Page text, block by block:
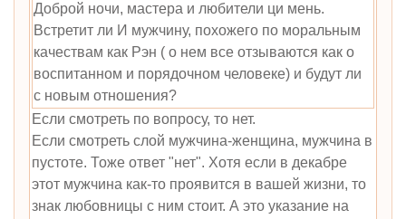
Доброй ночи, мастера и любители ци мень.
Встретит ли И мужчину, похожего по моральным
качествам как Рэн ( о нем все отзываются как о
воспитанном и порядочном человеке) и будут ли
с новым отношения?
Если смотреть по вопросу, то нет.
Если смотреть слой мужчина-женщина, мужчина в
пустоте. Тоже ответ "нет". Хотя если в декабре
этот мужчина как-то проявится в вашей жизни, то
знак любовницы с ним стоит. А это указание на